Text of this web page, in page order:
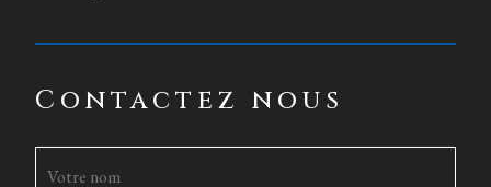
Contactez nous